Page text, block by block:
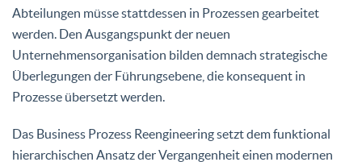
Abteilungen müsse stattdessen in Prozessen gearbeitet
werden. Den Ausgangspunkt der neuen
Unternehmensorganisation bilden demnach strategische
Überlegungen der Führungsebene, die konsequent in
Prozesse übersetzt werden.
Das Business Prozess Reengineering setzt dem funktional
hierarchischen Ansatz der Vergangenheit einen modernen